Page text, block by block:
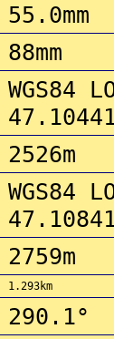
55.0mm
88mm
WGS84
2526m
WGS84
2759m
1.293km
290.1°